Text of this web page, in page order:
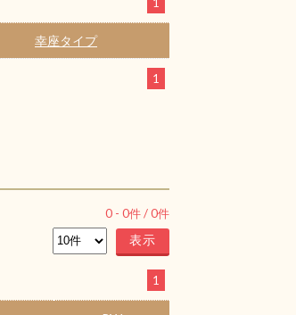
幸座タイプ
1
0 - 0件 /0件
1